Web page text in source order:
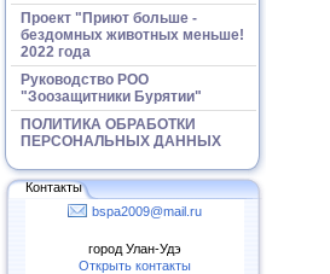
Проект "Приют больше -
бездомных животных меньше!
2022 года
Руководство РОО
"Зоозащитники Бурятии"
ПОЛИТИКА ОБРАБОТКИ
ПЕРСОНАЛЬНЫХ ДАННЫХ
Контакты
bspa2009@mail.ru
город Улан-Удэ
Открыть контакты